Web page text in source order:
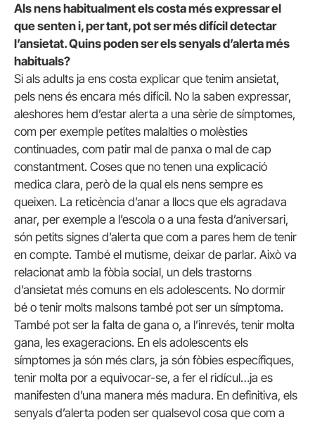
Als nens habitualment els costa més expressar el
que senten i, per tant, pot ser més difícil detectar
l’ansietat. Quins poden ser els senyals d’alerta més
habituals?
Si als adults ja ens costa explicar que tenim ansietat,
pels nens és encara més difícil. No la saben expressar,
aleshores hem d’estar alerta a una sèrie de símptomes,
com per exemple petites malalties o molèsties
continuades, com patir mal de panxa o mal de cap
constantment. Coses que no tenen una explicació
medica clara, però de la qual els nens sempre es
queixen. La reticència d’anar a llocs que els agradava
anar, per exemple a l’escola o a una festa d’aniversari,
són petits signes d’alerta que com a pares hem de tenir
en compte. També el mutisme, deixar de parlar. Això va
relacionat amb la fòbia social, un dels trastorns
d’ansietat més comuns en els adolescents. No dormir
bé o tenir molts malsons també pot ser un símptoma.
També pot ser la falta de gana o, a l’inrevés, tenir molta
gana, les exageracions. En els adolescents els
símptomes ja són més clars, ja són fòbies específiques,
tenir molta por a equivocar-se, a fer el ridícul…ja es
manifesten d’una manera més madura. En definitiva, els
senyals d’alerta poden ser qualsevol cosa que com a